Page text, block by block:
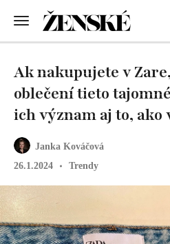
Janka Kováčová
26.1.2024
Trendy
Ak nakupujete v
oblečení tieto
ich význam aj to, ako